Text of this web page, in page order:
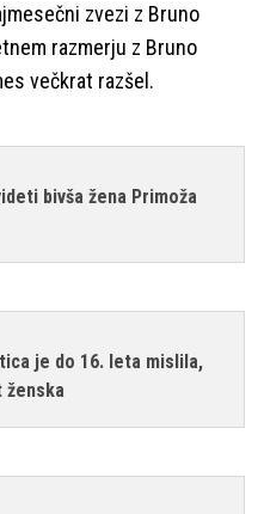
zvezi z Bruno
razmerju z Bruno
večkrat razšel.
bivša žena Primoža
je do 16. leta mislila,
ženska